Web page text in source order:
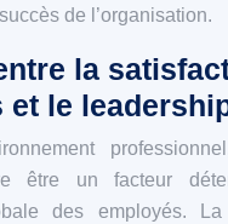
de l’organisation.
la
et le
être un facteur
des employés. La